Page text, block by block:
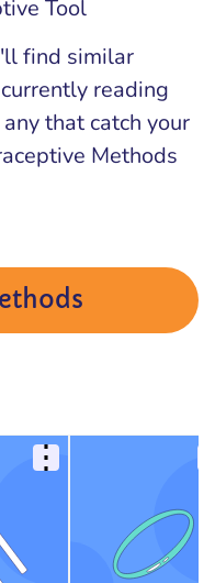
Tool
find similar
reading
that catch your
Methods